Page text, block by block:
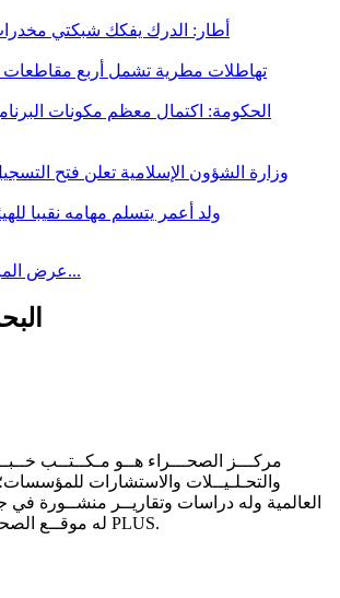
أطار: الدرك يفكك شبكتي مخدرات
تهاطلات مطرية تشمل أربع
الحكومة: اكتمال معظم مكونات
وزارة الشؤون الإسلامية تعلن فتح التسجيل
ولد أعمر يتسلم مهامه نقيبا
عرض المزيد من الأخبار...
مركـــز الصحـــراء هــو مـكــتــب
والتحـلـيــلات والاستشارات
العالمية وله دراسات وتقاريــر منشــورة في
له موقــع الصحراء ومنصة الصحراء PLUS.